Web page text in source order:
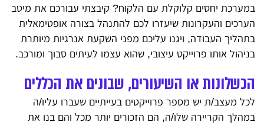
במערכת יחסים קלוקלת עם הלקוח? קיבצתי עבורכם את מיטב
הערכים והעקרונות שיעזרו לכם להתנהל בצורה אופטימאלית
בתהליך העבודה, ויגנו עליכם מפני השקעת אנרגיות מיותרת
בניהול אותו פרוייקט עיצובי, שהוא עצמו לעיתים סבוך ומורכב.
הכשלונות או השיעורים, שבונים את הכללים
לכל מעצב/ת יש מספר פרוייקטים בעייתיים שעברו עליו/ה
במהלך הקריירה שלו/ה, הם הזכורים יותר מכל והם בנו את